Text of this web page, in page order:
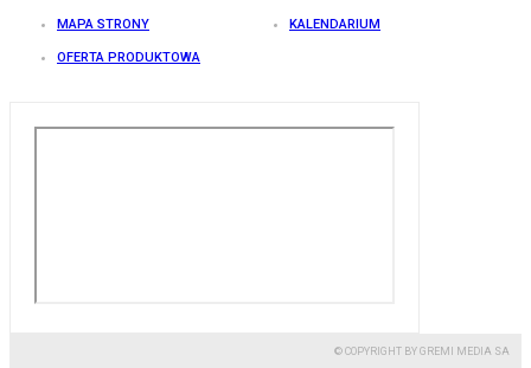
MAPA STRONY KALENDARIUM
OFERTA PRODUKTOWA
© COPYRIGHT BY GREMI MEDIA SA